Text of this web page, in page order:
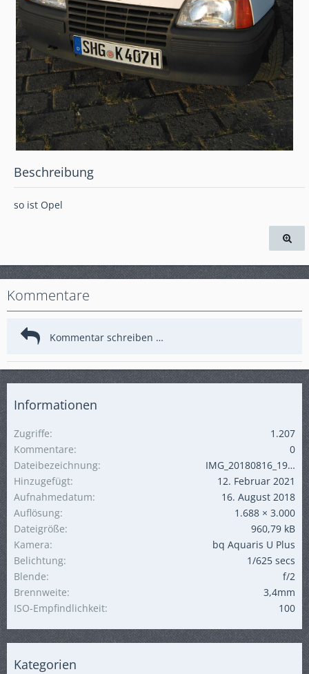
Beschreibung
so ist Opel
Kommentare
Informationen
Zugriffe
1.207
Kommentare
0
Dateibezeichnung
IMG_20180816_194035_650.jpg
Hinzugefügt
12. Februar 2021
Aufnahmedatum
16. August 2018
Auflösung
1.688 × 3.000
Dateigröße
960,79 kB
Kamera
bq Aquaris U Plus
Belichtung
1/625 secs
Blende
f/2
Brennweite
3,4mm
ISO-Empfindlichkeit
100
Kategorien